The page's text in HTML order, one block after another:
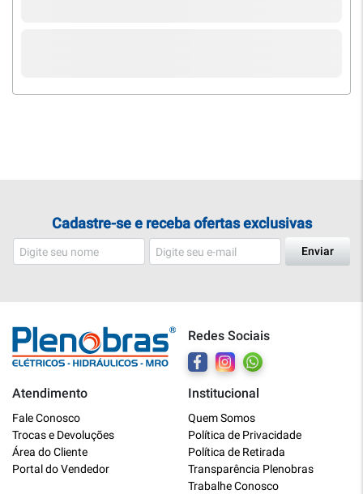
Cadastre-se e receba ofertas exclusivas
Enviar
Redes Sociais
Atendimento
Fale Conosco
Trocas e Devoluções
Área do Cliente
Portal do Vendedor
Institucional
Quem Somos
Política de Privacidade
Política de Retirada
Transparência Plenobras
Trabalhe Conosco
Online
Bem vindo a Plenobras! Aqui você
encontra toda a linha de materiais